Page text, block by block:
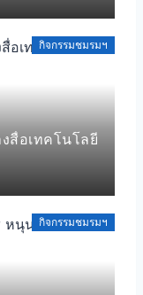
กิจกรรมชมรมฯ
สื่อเทคโนโลยี
กิจกรรมชมรมฯ